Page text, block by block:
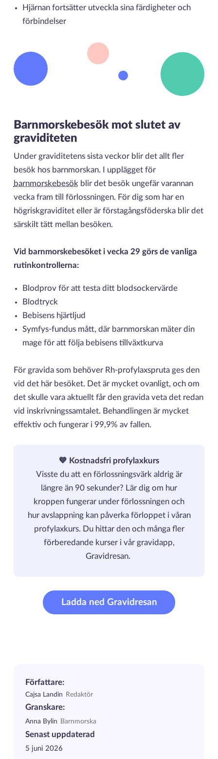
Hjärnan fortsätter utveckla sina färdigheter och
förbindelser
Barnmorskebesök mot slutet av
graviditeten
Under graviditetens sista veckor blir det allt fler
besök hos barnmorskan. I upplägget för
barnmorskebesök blir det besök ungefär varannan
vecka fram till förlossningen. För dig som har en
högriskgraviditet eller är förstagångsföderska blir det
särskilt tätt mellan besöken.
Vid barnmorskebesöket i vecka 29 görs de vanliga
rutinkontrollerna:
Blodprov för att testa ditt blodsockervärde
Blodtryck
Bebisens hjärtljud
Symfys-fundus mått, där barnmorskan mäter din
mage för att följa bebisens tillväxtkurva
För gravida som behöver Rh-profylaxspruta ges den
vid det här besöket. Det är mycket ovanligt, och om
det skulle vara aktuellt får den gravida veta det redan
vid inskrivningssamtalet. Behandlingen är mycket
effektiv och fungerar i 99,9% av fallen.
💙 Kostnadsfri profylaxkurs
Visste du att en förlossningsvärk aldrig är
längre än 90 sekunder? Lär dig om hur
kroppen fungerar under förlossningen och
hur avslappning kan påverka förloppet i våran
profylaxkurs. Du hittar den och många fler
förberedande kurser i vår gravidapp,
Gravidresan.
Ladda ned Gravidresan
Författare:
Cajsa Landin Redaktör
Granskare:
Anna Bylin Barnmorska
Senast uppdaterad
5 juni 2026